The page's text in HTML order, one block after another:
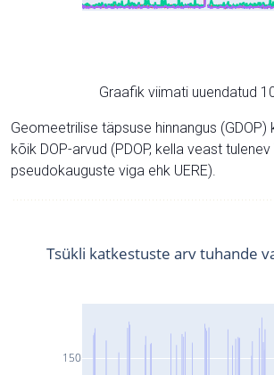
Graafik viimati uuendatud
Geomeetrilise täpsuse hinnangus
kõik DOP-arvud (PDOP, kella veast tulenev
pseudokauguste viga ehk UERE).
150
Tsükli katkestuste arv tuhande